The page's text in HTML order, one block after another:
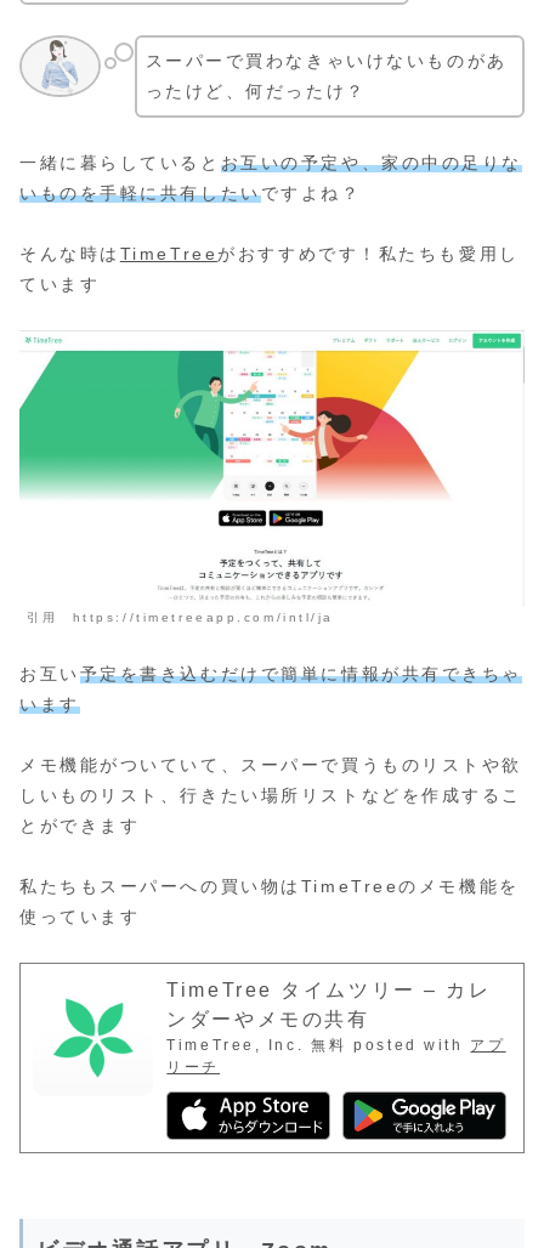
スーパーで買わなきゃいけないものがあ
ったけど、何だったけ？
一緒に暮らしていると お互いの予定や、家の中の足りな
いものを手軽に共有したいですよね？
そんな時は TimeTree がおすすめです！私たちも愛用し
ています
引用 https://timetreeapp.com/intl/ja
お互い 予定を書き込むだけで簡単に情報が共有できちゃ
います
メモ機能がついていて、スーパーで買うものリストや欲
しいものリスト、行きたい場所リストなどを作成するこ
とができます
私たちもスーパーへの買い物はTimeTreeのメモ機能を
使っています
TimeTree タイムツリー – カレ
ンダーやメモの共有
TimeTree, Inc. 無料 posted with
アプ
リーチ